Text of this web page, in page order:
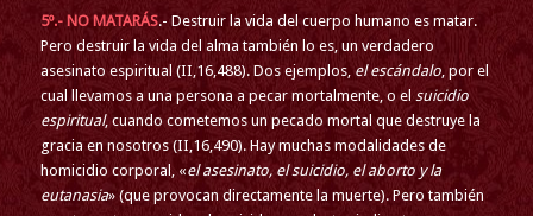
5º.- NO MATARÁS.- Destruir la vida del cuerpo humano es matar.
Pero destruir la vida del alma también lo es, un verdadero
asesinato espiritual (II,16,488). Dos ejemplos, el escándalo, por el
cual llevamos a una persona a pecar mortalmente, o el suicidio
espiritual, cuando cometemos un pecado mortal que destruye la
gracia en nosotros (II,16,490). Hay muchas modalidades de
homicidio corporal, «el asesinato, el suicidio, el aborto y la
eutanasia» (que provocan directamente la muerte). Pero también